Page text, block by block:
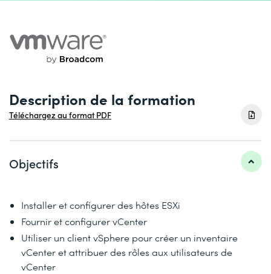
Description de la formation
Téléchargez au format PDF
Objectifs
Installer et configurer des hôtes ESXi
Fournir et configurer vCenter
Utiliser un client vSphere pour créer un inventaire
vCenter et attribuer des rôles aux utilisateurs de
vCenter